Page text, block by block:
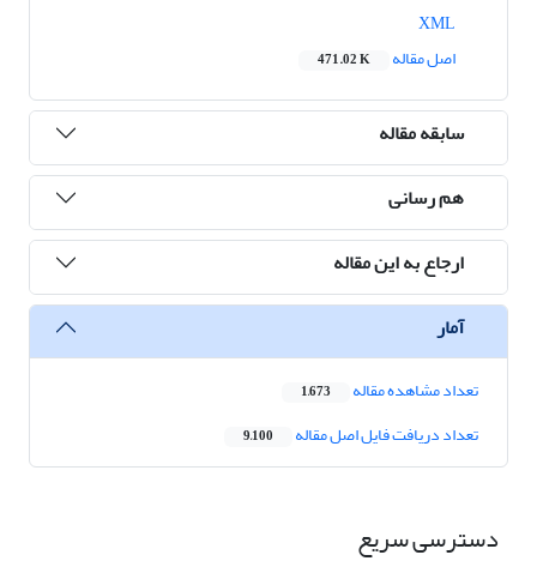
اصل مقاله
471.02 K
سابقه مقاله
هم رسانی
ارجاع به این مقاله
آمار
تعداد مشاهده مقاله 1,673
تعداد دریافت فایل اصل مقاله 9,100
دسترسی سریع